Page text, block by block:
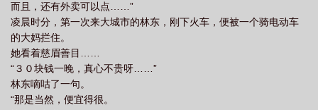
而且，还有外卖可以点……”
凌晨时分，第一次来大城市的林东，刚下火车，便被一个骑电动车
的大妈拦住。
她看着慈眉善目……
“３０块钱一晚，真心不贵呀……”
林东嘀咕了一句。
“那是当然，便宜得很。